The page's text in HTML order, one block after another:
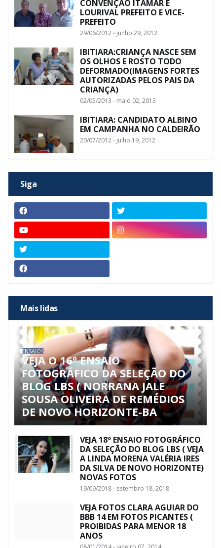
CONVENÇÃO ITAMAR E
LOURIVAL PREFEITO E VICE-
PREFEITO
29/06/2012 - junho 29, 2012
IBITIARA:CRIANÇA NASCE SEM
OS OLHOS E ROSTO TODO
DEFORMADO(IMAGENS FORTES
AUTORIZADAS PELOS PAIS DA
CRIANÇA)
02/05/2013 - maio 02, 2013
IBITIARA: CANDIDATO ALBINO
EM CAMPANHA NO CALDEIRÃO
20/07/2012 - julho 19, 2012
Siga
Mais lidas
ENSAIOS
VEJA O 16º ENSAIO
FOTOGRÁFICO DA SELEÇÃO DO
BLOG LBS ( NORRANA JALE
SOUSA OLIVEIRA DE REMÉDIOS
DE NOVO HORIZONTE-BA
VEJA 18º ENSAIO FOTOGRÁFICO
DA SELEÇÃO DO BLOG LBS ( VEJA
A LINDA MORENA VALÉRIA IRES
DA SILVA DE NOVO HORIZONTE)
NOVAS FOTOS
19/09/2018 - setembro 18, 2018
VEJA FOTOS CLARA AGUIAR DO
BBB 14 EM FOTOS PICANTES (
PROIBIDAS PARA MENOR 18
ANOS